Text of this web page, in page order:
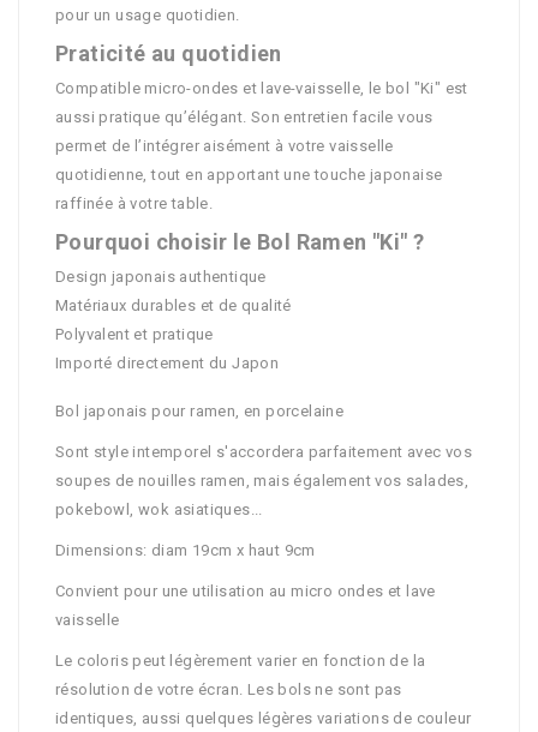
pour un usage quotidien.
Praticité au quotidien
Compatible micro-ondes et lave-vaisselle, le bol "Ki" est
aussi pratique qu’élégant. Son entretien facile vous
permet de l’intégrer aisément à votre vaisselle
quotidienne, tout en apportant une touche japonaise
raffinée à votre table.
Pourquoi choisir le Bol Ramen "Ki" ?
Design japonais authentique
Matériaux durables et de qualité
Polyvalent et pratique
Importé directement du Japon
Bol japonais pour ramen, en porcelaine
Sont style intemporel s'accordera parfaitement avec vos
soupes de nouilles ramen, mais également vos salades,
pokebowl, wok asiatiques...
Dimensions: diam 19cm x haut 9cm
Convient pour une utilisation au micro ondes et lave
vaisselle
Le coloris peut légèrement varier en fonction de la
résolution de votre écran. Les bols ne sont pas
identiques, aussi quelques légères variations de couleur